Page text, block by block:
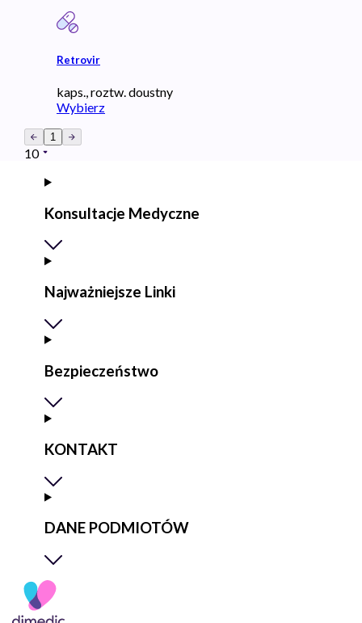
Retrovir
kaps., roztw. doustny
Wybierz
1
10
Konsultacje Medyczne
Najważniejsze Linki
Bezpieczeństwo
KONTAKT
DANE PODMIOTÓW